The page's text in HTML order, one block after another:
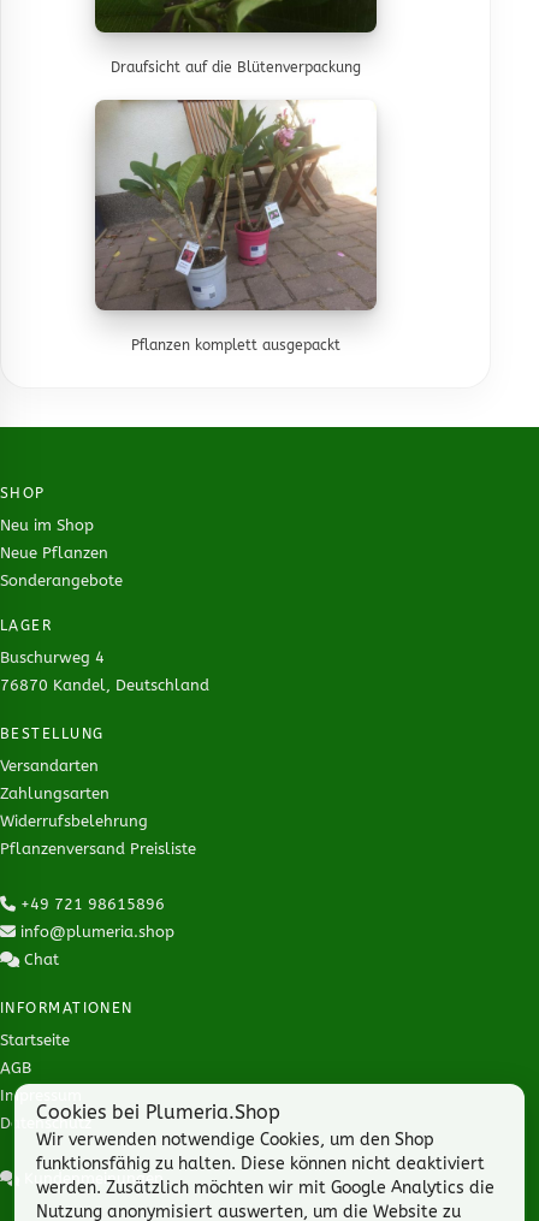
Draufsicht auf die Blütenverpackung
Pflanzen komplett ausgepackt
SHOP
Neu im Shop
Neue Pflanzen
Sonderangebote
LAGER
Buschurweg 4
76870 Kandel, Deutschland
BESTELLUNG
Versandarten
Zahlungsarten
Widerrufsbelehrung
Pflanzenversand Preisliste
+49 721 98615896
info@plumeria.shop
Chat
INFORMATIONEN
Startseite
AGB
Impressum
Datenschutz
Kundenmeinungen
Cookies bei Plumeria.Shop
Wir verwenden notwendige Cookies, um den Shop
funktionsfähig zu halten. Diese können nicht deaktiviert
werden. Zusätzlich möchten wir mit Google Analytics die
Nutzung anonymisiert auswerten, um die Website zu